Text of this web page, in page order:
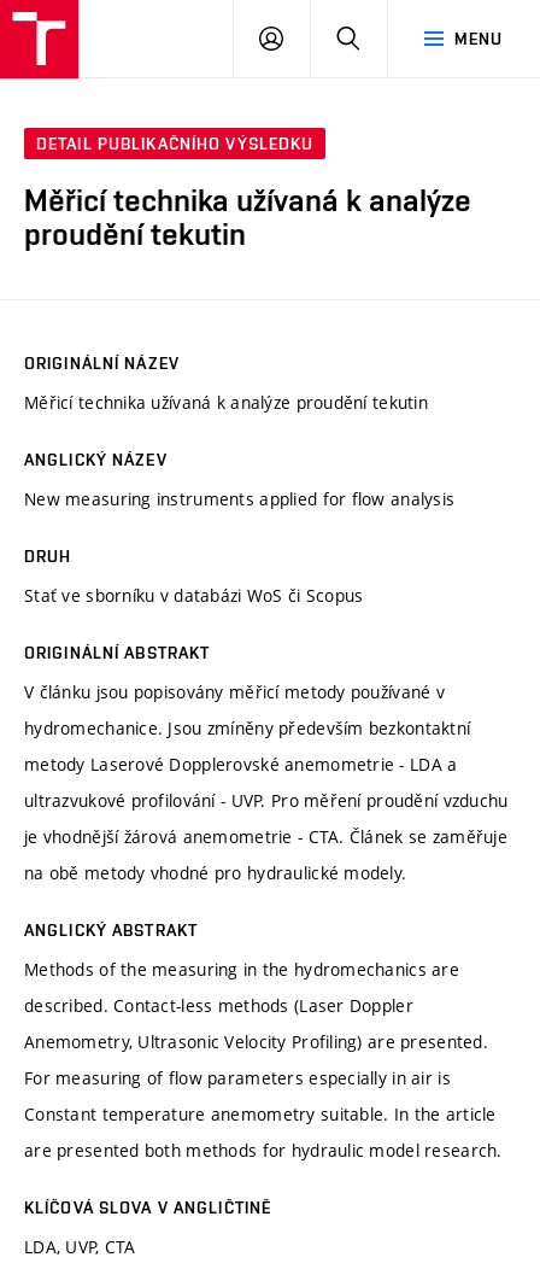
MENU
PŘIHLÁSIT
DETAIL PUBLIKAČNÍHO VÝSLEDKU
Měřicí technika užívaná k analýze
proudění tekutin
ORIGINÁLNÍ NÁZEV
Měřicí technika užívaná k analýze proudění tekutin
ANGLICKÝ NÁZEV
New measuring instruments applied for flow analysis
DRUH
Stať ve sborníku v databázi WoS či Scopus
ORIGINÁLNÍ ABSTRAKT
V článku jsou popisovány měřicí metody používané v
hydromechanice. Jsou zmíněny především bezkontaktní
metody Laserové Dopplerovské anemometrie - LDA a
ultrazvukové profilování - UVP. Pro měření proudění vzduchu
je vhodnější žárová anemometrie - CTA. Článek se zaměřuje
na obě metody vhodné pro hydraulické modely.
ANGLICKÝ ABSTRAKT
Methods of the measuring in the hydromechanics are
described. Contact-less methods (Laser Doppler
Anemometry, Ultrasonic Velocity Profiling) are presented.
For measuring of flow parameters especially in air is
Constant temperature anemometry suitable. In the article
are presented both methods for hydraulic model research.
KLÍČOVÁ SLOVA V ANGLIČTINĚ
LDA, UVP, CTA